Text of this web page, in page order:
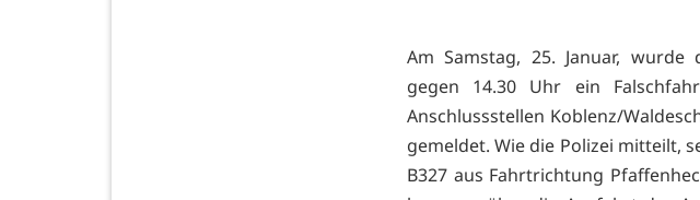
Am Samstag, 25. Januar, wurde
gegen 14.30 Uhr ein
Anschlussstellen Koblenz/
gemeldet. Wie die Polizei mitteilt,
B327 aus Fahrtrichtung